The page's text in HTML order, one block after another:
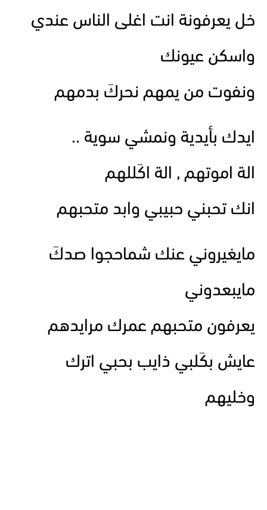
خل يعرفونة انت اغلى الناس عندي
واسكن عيونك
ونفوت من يمهم نحركَ بدمهم
ايدك بأيدية ونمشي سوية ..
الة اموتهم , الة اكَللهم
انك تحبني حبيبي وابد متحبهم
مايغيروني عنك شماحجوا صدكَ
مايبعدوني
يعرفون متحبهم عمرك مرايدهم
عايش بكَلبي ذايب بحبي اترك
وخليهم